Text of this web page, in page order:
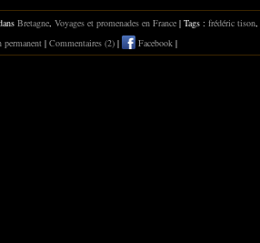
Bretagne Voyages et promenades en France | Tags : frédéric tison
permanent | Commentaires (2) | Facebook |